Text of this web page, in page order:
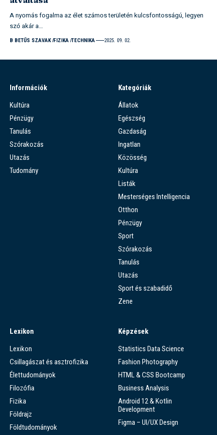
A nyomás fogalma az élet számos területén kulcsfontosságú, legyen
szó akár a…
B BETŰS SZAVAK FIZIKA TECHNIKA 2025. 09. 02.
Információk
Kultúra
Pénzügy
Tanulás
Szórakozás
Utazás
Tudomány
Kategóriák
Állatok
Egészség
Gazdaság
Ingatlan
Közösség
Kultúra
Listák
Mesterséges Intelligencia
Otthon
Pénzügy
Sport
Szórakozás
Tanulás
Utazás
Sport és szabadidő
Zene
Lexikon
Lexikon
Csillagászat és asztrofizika
Élettudományok
Filozófia
Fizika
Földrajz
Földtudományok
Képzések
Statistics Data Science
Fashion Photography
HTML & CSS Bootcamp
Business Analysis
Android 12 & Kotlin
Development
Figma – UI/UX Design